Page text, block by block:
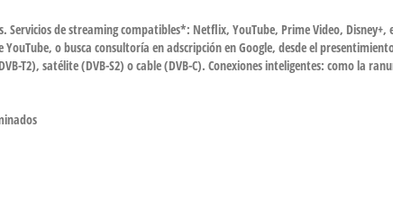
Servicios de streaming compatibles*: Netflix, YouTube, Prime Video, Disney+,
o busca consultoría en adscripción en Google, desde el
satélite (DVB-S2) o cable (DVB-C). Conexiones inteligentes: como la